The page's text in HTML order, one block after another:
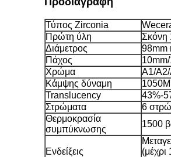
Τύπος Zirconia
Πρώτη ύλη
Σκόνη
Διάμετρος
98mm
Πάχος
Χρώμα
A1/
Κάμψης δύναμη
Translucency
43%-
Στρώματα
6
Θερμοκρασία
συμπύκνωσης
1500
Ενδείξεις